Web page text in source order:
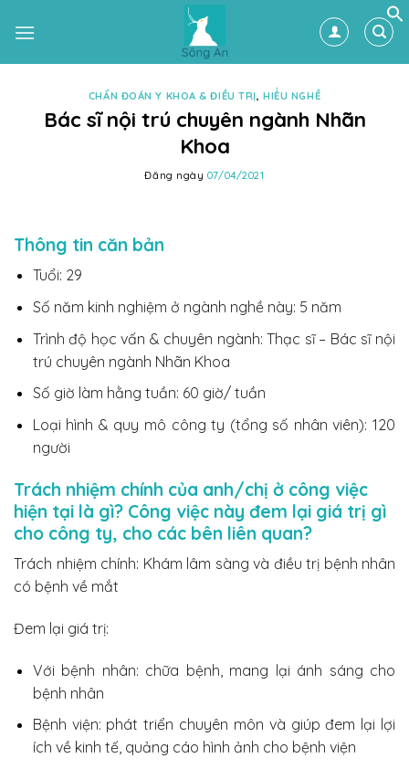
CHẨN ĐOÁN Y KHOA & ĐIỀU TRỊ,HIỂU NGHỀ
Bác sĩ nội trú chuyên ngành Nhãn
Khoa
Đăng ngày 07/04/2021
Thông tin căn bản
Tuổi: 29
Số năm kinh nghiệm ở ngành nghề này: 5 năm
Trình độ học vấn & chuyên ngành: Thạc sĩ – Bác sĩ nội
trú chuyên ngành Nhãn Khoa
Số giờ làm hằng tuần: 60 giờ/ tuần
Loại hình & quy mô công ty (tổng số nhân viên): 120
người
Trách nhiệm chính của anh/chị ở công việc
hiện tại là gì? Công việc này đem lại giá trị gì
cho công ty, cho các bên liên quan?
Trách nhiệm chính: Khám lâm sàng và điều trị bệnh nhân
có bệnh về mắt
Đem lại giá trị:
Với bệnh nhân: chữa bệnh, mang lại ánh sáng cho
bệnh nhân
Bệnh viện: phát triển chuyên môn và giúp đem lại lợi
ích về kinh tế, quảng cáo hình ảnh cho bệnh viện